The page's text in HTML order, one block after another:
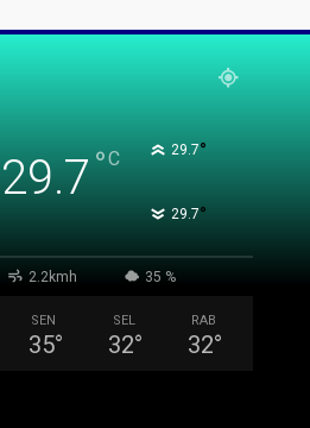
29.7°C 29.7°
29.7°
2.2kmh 35 %
SEN
35°
SEL
32°
RAB
32°